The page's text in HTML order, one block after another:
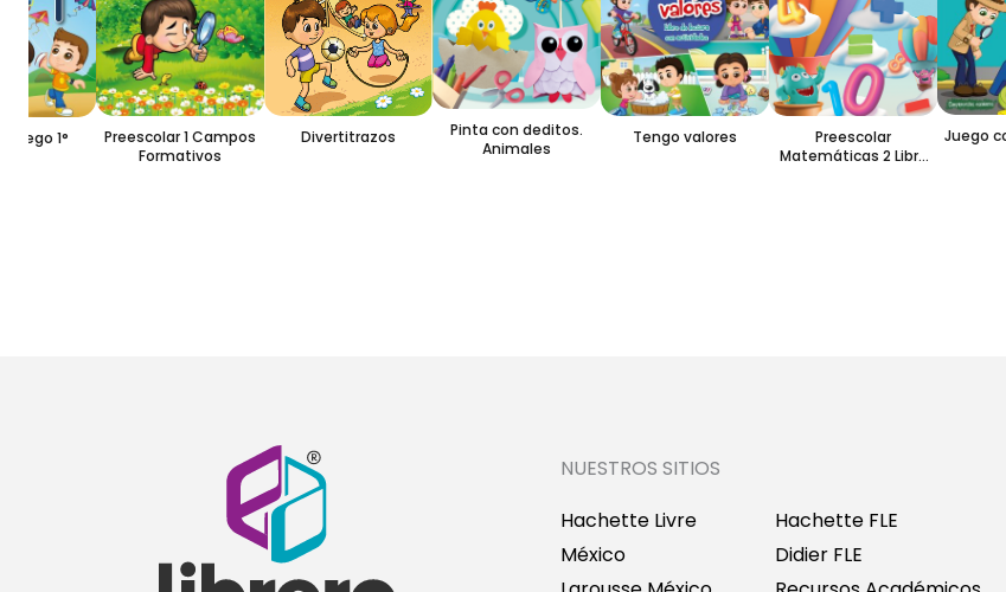
1°
Preescolar 1 Campos
Formativos
Divertitrazos
Pinta con deditos.
Animales
Tengo valores
Preescolar
Matemáticas 2 Libro
Juego
NUESTROS SITIOS
Hachette Livre
México
Hachette FLE
Didier FLE